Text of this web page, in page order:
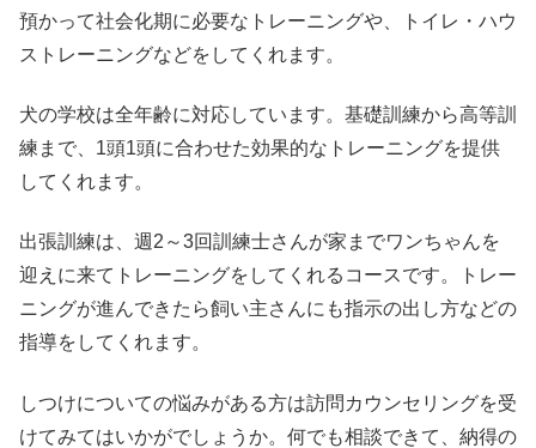
預かって社会化期に必要なトレーニングや、トイレ・ハウ
ストレーニングなどをしてくれます。
犬の学校は全年齢に対応しています。基礎訓練から高等訓
練まで、1頭1頭に合わせた効果的なトレーニングを提供
してくれます。
出張訓練は、週2～3回訓練士さんが家までワンちゃんを
迎えに来てトレーニングをしてくれるコースです。トレー
ニングが進んできたら飼い主さんにも指示の出し方などの
指導をしてくれます。
しつけについての悩みがある方は訪問カウンセリングを受
けてみてはいかがでしょうか。何でも相談できて、納得の